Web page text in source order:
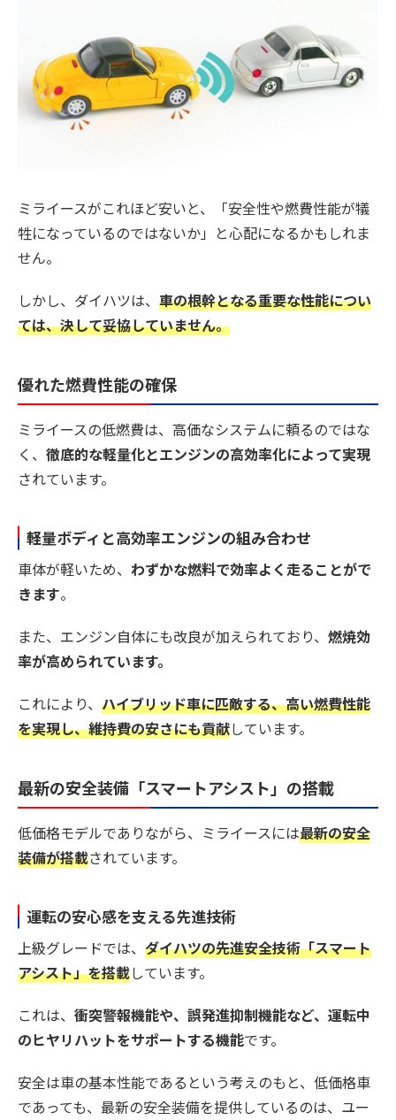
ミライースがこれほど安いと、「安全性や燃費性能が犠
牲になっているのではないか」と心配になるかもしれま
せん。
しかし、ダイハツは、 車の根幹となる重要な性能につい
ては、決して妥協していません。
優れた燃費性能の確保
ミライースの低燃費は、高価なシステムに頼るのではな
く、 徹底的な軽量化とエンジンの高効率化によって実現
されています。
軽量ボディと高効率エンジンの組み合わせ
車体が軽いため、 わずかな燃料で効率よく走ることがで
きます。
また、エンジン自体にも改良が加えられており、 燃焼効
率が高められています。
これにより、 ハイブリッド車に匹敵する、高い燃費性能
を実現し、維持費の安さにも貢献しています。
最新の安全装備「スマートアシスト」の搭載
低価格モデルでありながら、ミライースには最新の安全
装備が搭載されています。
運転の安心感を支える先進技術
上級グレードでは、 ダイハツの先進安全技術「スマート
アシスト」を搭載しています。
これは、 衝突警報機能や、誤発進抑制機能など、運転中
のヒヤリハットをサポートする機能です。
安全は車の基本性能であるという考えのもと、低価格車
であっても、最新の安全装備を提供しているのは、ユー